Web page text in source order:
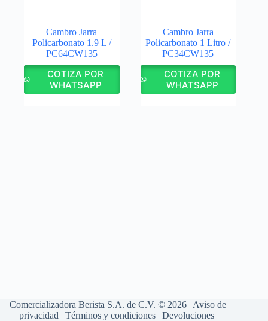
Cambro Jarra
Policarbonato 1.9 L /
PC64CW135
COTIZA POR
WHATSAPP
Cambro Jarra
Policarbonato 1 Litro /
PC34CW135
COTIZA POR
WHATSAPP
Comercializadora Berista S.A. de C.V. © 2026 | Aviso de
privacidad |Términos y condiciones |Devoluciones